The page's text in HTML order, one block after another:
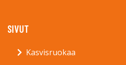
SIVUT
Kasvisruokaa